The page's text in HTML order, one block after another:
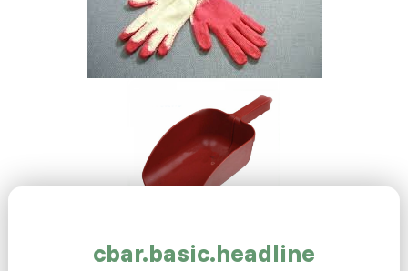
cbar.basic.headline